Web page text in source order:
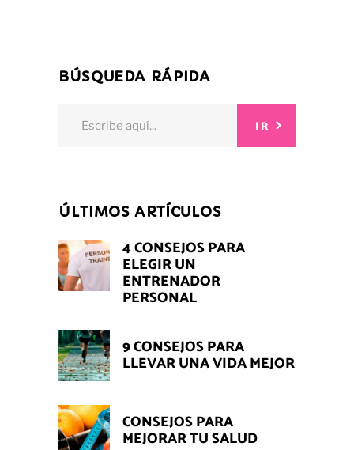
BÚSQUEDA RÁPIDA
IR
ÚLTIMOS ARTÍCULOS
4 CONSEJOS PARA
ELEGIR UN
ENTRENADOR
PERSONAL
9 CONSEJOS PARA
LLEVAR UNA VIDA MEJOR
CONSEJOS PARA
MEJORAR TU SALUD